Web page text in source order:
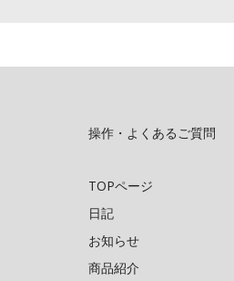
操作・よくあるご質問
TOPページ
日記
お知らせ
商品紹介